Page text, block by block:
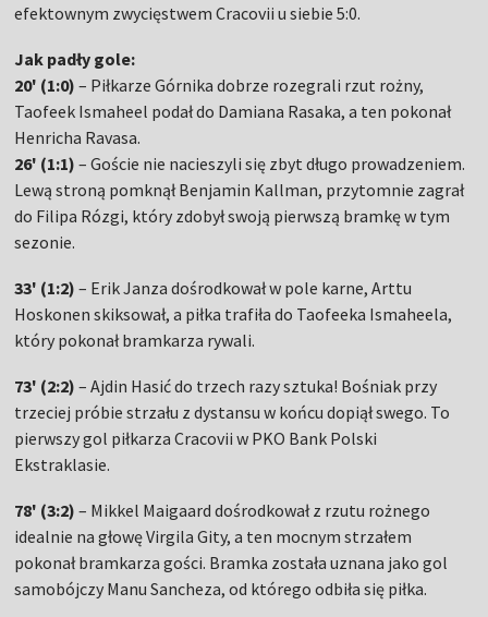
efektownym zwycięstwem Cracovii u siebie 5:0.
Jak padły gole:
20' (1:0) – Piłkarze Górnika dobrze rozegrali rzut rożny,
Taofeek Ismaheel podał do Damiana Rasaka, a ten pokonał
Henricha Ravasa.
26' (1:1) – Goście nie nacieszyli się zbyt długo prowadzeniem.
Lewą stroną pomknął Benjamin Kallman, przytomnie zagrał
do Filipa Rózgi, który zdobył swoją pierwszą bramkę w tym
sezonie.
33' (1:2) – Erik Janza dośrodkował w pole karne, Arttu
Hoskonen skiksował, a piłka trafiła do Taofeeka Ismaheela,
który pokonał bramkarza rywali.
73' (2:2) – Ajdin Hasić do trzech razy sztuka! Bośniak przy
trzeciej próbie strzału z dystansu w końcu dopiął swego. To
pierwszy gol piłkarza Cracovii w PKO Bank Polski
Ekstraklasie.
78' (3:2) – Mikkel Maigaard dośrodkował z rzutu rożnego
idealnie na głowę Virgila Gity, a ten mocnym strzałem
pokonał bramkarza gości. Bramka została uznana jako gol
samobójczy Manu Sancheza, od którego odbiła się piłka.